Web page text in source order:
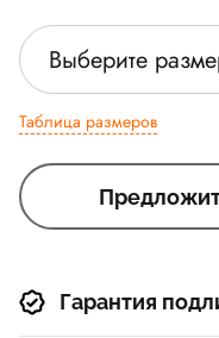
Выберите
Таблица размеров
Гарантия